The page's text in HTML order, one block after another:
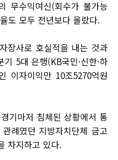
무수익여신(회수가 불가능
도 모두 전년보다 올랐다.
장사로 호실적을 내는 것과
5대 은행(KB국민·신한·하
이자이익만 10조5270억원
기마저 침체된 상황에서 통
례였던 지방자치단체 금고
차지하고 있다.